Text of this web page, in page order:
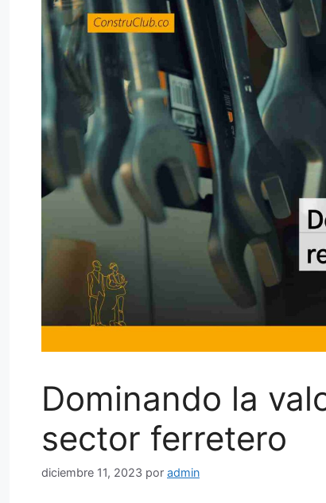
Dominando la
sector ferretero
diciembre 11, 2023 por admin